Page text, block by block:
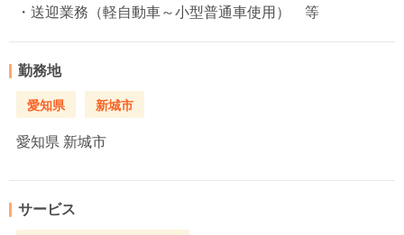
・送迎業務（軽自動車～小型普通車使用） 等
勤務地
愛知県 新城市
愛知県 新城市
サービス